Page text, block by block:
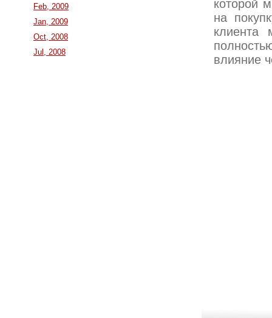
которой
на
клиента
влияние
Feb, 2009
Jan, 2009
Oct, 2008
Jul, 2008